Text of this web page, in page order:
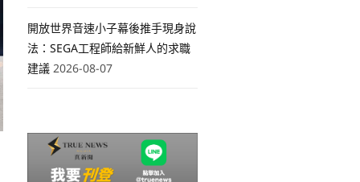
開放世界音速小子幕後推手現身說
法：SEGA工程師給新鮮人的求職
建議 2026-08-07